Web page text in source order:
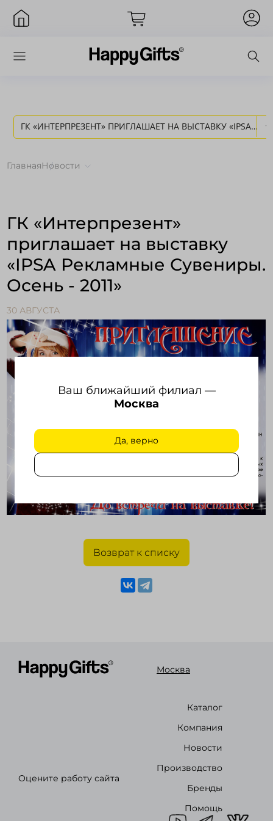
Ваш ближайший филиал —
Москва
Да, верно
ГК «ИНТЕРПРЕЗЕНТ» ПРИГЛАШАЕТ НА ВЫСТАВКУ «IPSA
HAPPY GIFTS
ГлавнаяНовости
ГК «Интерпрезент»
приглашает на выставку
«IPSA Рекламные Сувениры.
Осень - 2011»
30 АВГУСТА
Возврат к списку
Оцените работу сайта
Москва
Каталог
Компания
Новости
Производство
Бренды
Помощь
Вход
Запомнить меня Забыли пароль?
Зарегистрироваться